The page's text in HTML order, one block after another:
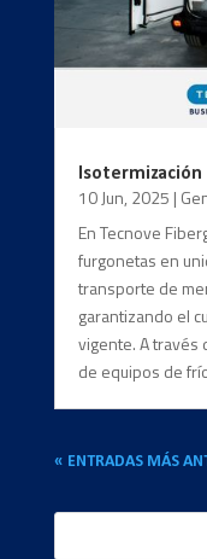
10 Jun, 2025 |
En Tecnove
furgonetas en
transporte de
garantizando el
vigente. A través
de equipos de
« ENTRADAS MÁS